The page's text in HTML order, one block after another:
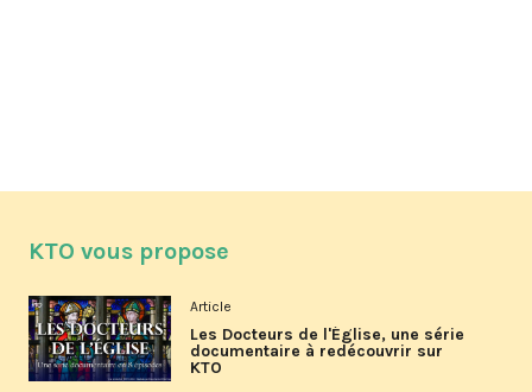
KTO vous propose
Article
Les Docteurs de l'Église, une série
documentaire à redécouvrir sur
KTO